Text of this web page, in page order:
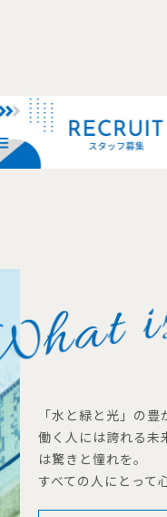
「水と緑と光」の
働く人には誇れる未
は驚きと憧れを。
すべての人にとって